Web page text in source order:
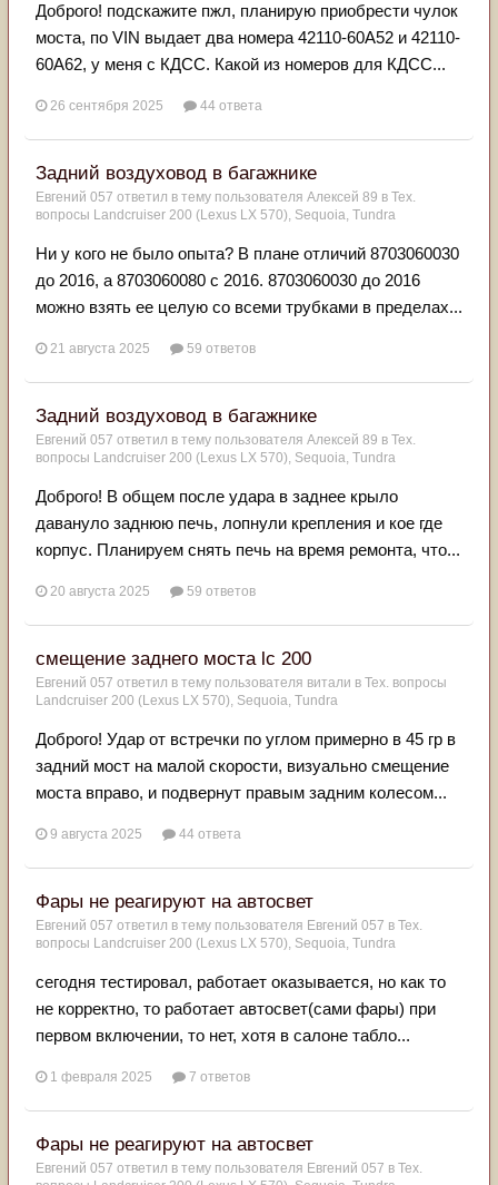
Доброго! подскажите пжл, планирую приобрести чулок
моста, по VIN выдает два номера 42110-60A52 и 42110-
60A62, у меня с КДСС. Какой из номеров для КДСС...
26 сентября 2025 44 ответа
Задний воздуховод в багажнике
Евгений 057 ответил в тему пользователя Алексей 89 в Тех.
вопросы Landcruiser 200 (Lexus LX 570), Sequoia, Tundra
Ни у кого не было опыта? В плане отличий 8703060030
до 2016, а 8703060080 с 2016. 8703060030 до 2016
можно взять ее целую со всеми трубками в пределах...
21 августа 2025 59 ответов
Задний воздуховод в багажнике
Евгений 057 ответил в тему пользователя Алексей 89 в Тех.
вопросы Landcruiser 200 (Lexus LX 570), Sequoia, Tundra
Доброго! В общем после удара в заднее крыло
давануло заднюю печь, лопнули крепления и кое где
корпус. Планируем снять печь на время ремонта, что...
20 августа 2025 59 ответов
смещение заднего моста lc 200
Евгений 057 ответил в тему пользователя витали в Тех. вопросы
Landcruiser 200 (Lexus LX 570), Sequoia, Tundra
Доброго! Удар от встречки по углом примерно в 45 гр в
задний мост на малой скорости, визуально смещение
моста вправо, и подвернут правым задним колесом...
9 августа 2025 44 ответа
Фары не реагируют на автосвет
Евгений 057 ответил в тему пользователя Евгений 057 в Тех.
вопросы Landcruiser 200 (Lexus LX 570), Sequoia, Tundra
сегодня тестировал, работает оказывается, но как то
не корректно, то работает автосвет(сами фары) при
первом включении, то нет, хотя в салоне табло...
1 февраля 2025 7 ответов
Фары не реагируют на автосвет
Евгений 057 ответил в тему пользователя Евгений 057 в Тех.